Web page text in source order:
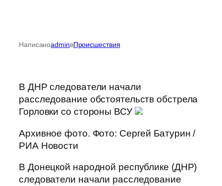
НаписаноadminвПроисшествия
В ДНР следователи начали
расследование обстоятельств обстрела
Горловки со стороны ВСУ
Архивное фото. Фото: Сергей Батурин /
РИА Новости
В Донецкой народной республике (ДНР)
следователи начали расследование